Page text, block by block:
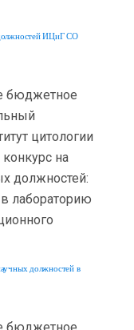
ИЦиГ СО
бюджетное
цитологии
на
должностей:
в лабораторию
должностей в